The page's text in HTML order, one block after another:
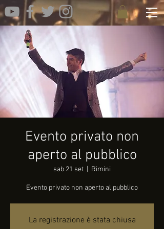
Evento privato non
aperto al pubblico
sab 21 set Rimini
Evento privato non aperto al pubblico
La registrazione è stata chiusa